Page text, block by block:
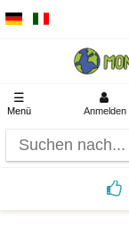
☰
Menü Anmelden